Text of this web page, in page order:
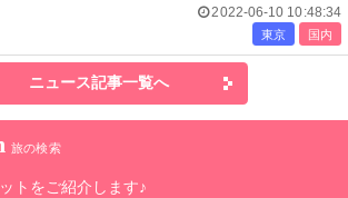
2022-06-10 10:48:34
東京 国内
ニュース記事一覧へ
旅の検索
トをご紹介します♪